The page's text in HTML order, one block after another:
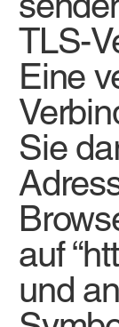
TLS-
Eine
Sie
auf
und